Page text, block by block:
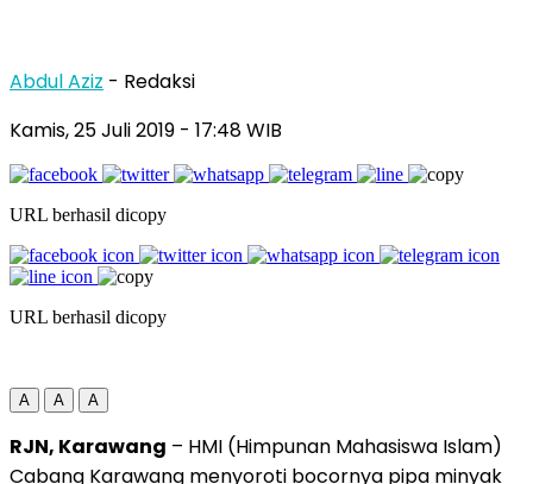
Abdul Aziz - Redaksi
Kamis, 25 Juli 2019 - 17:48 WIB
URL berhasil dicopy
URL berhasil dicopy
A A A
RJN, Karawang – HMI (Himpunan Mahasiswa Islam)
Cabang Karawang menyoroti bocornya pipa minyak